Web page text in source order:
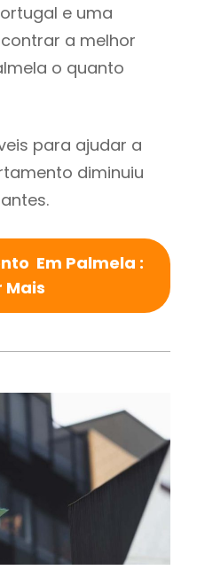
e uma
a melhor
o quanto
para ajudar a
diminuiu
Em Palmela :
Mais